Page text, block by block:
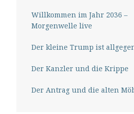
Willkommen im Jahr 2036 –
Morgenwelle live
Der kleine Trump ist
Der Kanzler und die Krippe
Der Antrag und die alten